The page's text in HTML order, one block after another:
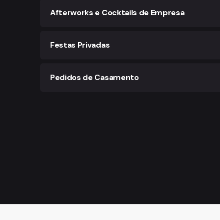
cenário ideal para eventos de impacto e
Afterworks e Cocktails de Empresa
Festas Privadas
Pedidos de Casamento